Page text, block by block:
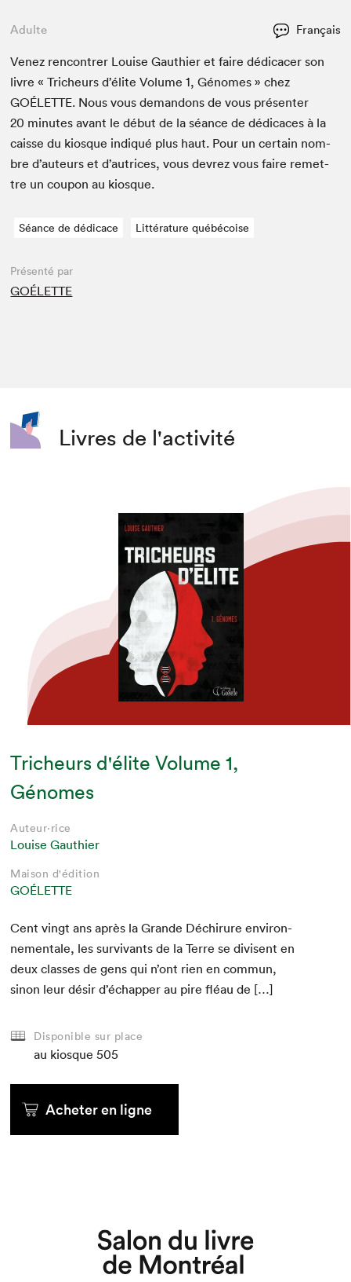
Que cherchez-vous?
Adulte Français
Venez ren­con­tr­er Louise Gau­thi­er et faire dédi­cac­er son
livre « Tricheurs d’élite Vol­ume1, Génomes » chez
GOÉLETTE. Nous vous deman­dons de vous présen­ter
20 min­utes avant le début de la séance de dédi­caces à la
caisse du kiosque indiqué plus haut. Pour un cer­tain nom­
bre d’auteurs et d’autrices, vous devrez vous faire remet­
tre un coupon au kiosque.
Séance de dédicace Littérature québécoise
Présenté par
GOÉLETTE
Livres de l'activité
Tricheurs d'élite Volume 1,
Génomes
Auteur·rice
Louise Gauthier
Maison d'édition
GOÉLETTE
Cent vingt ans après la Grande Déchirure envi­ron­
nemen­tale, les sur­vivants de la Terre se divisent en
deux class­es de gens qui n’ont rien en com­mun,
sinon leur désir d’échap­per au pire fléau de […]
Disponible sur place
au kiosque 505
Acheter en ligne